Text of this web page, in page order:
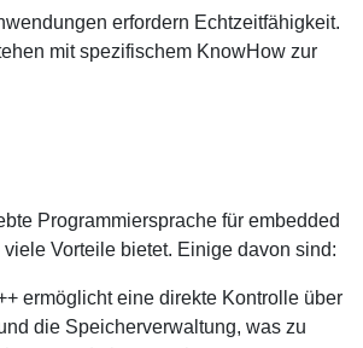
erfordern Echtzeitfähigkeit.
mit spezifischem KnowHow zur
Programmiersprache für embedded
viele Vorteile bietet. Einige davon sind:
ermöglicht eine direkte Kontrolle über
die Speicherverwaltung, was zu